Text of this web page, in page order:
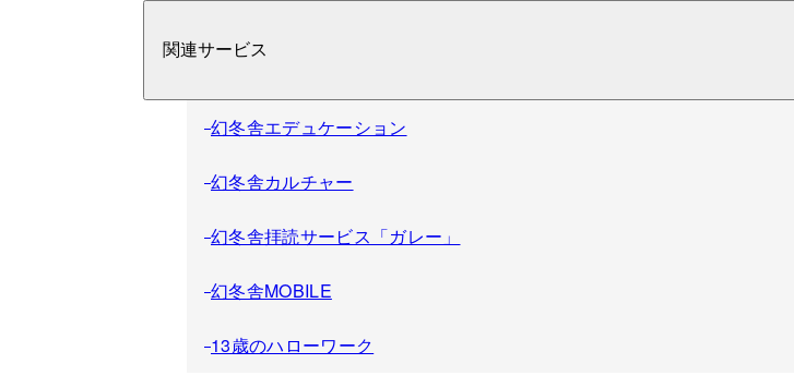
関連サービス
幻冬舎エデュケーション
幻冬舎カルチャー
幻冬舎拝読サービス「ガレー」
幻冬舎MOBILE
13歳のハローワーク